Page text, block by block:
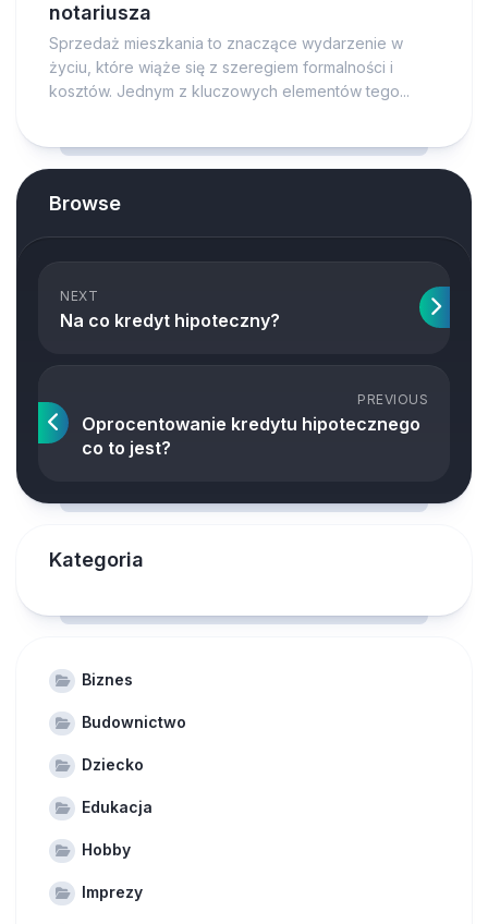
notariusza
Sprzedaż mieszkania to znaczące wydarzenie w
życiu, które wiąże się z szeregiem formalności i
kosztów. Jednym z kluczowych elementów tego...
Browse
NEXT
Na co kredyt hipoteczny?
PREVIOUS
Oprocentowanie kredytu hipotecznego
co to jest?
Kategoria
Biznes
Budownictwo
Dziecko
Edukacja
Hobby
Imprezy